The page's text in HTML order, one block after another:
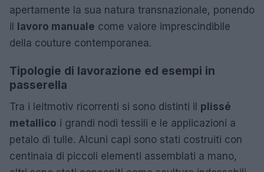
apertamente la sua natura transnazionale, ponendo
il
lavoro manuale come valore imprescindibile
della couture contemporanea.
Tipologie di lavorazione ed esempi in
passerella
Tra i leitmotiv ricorrenti si sono distinti il plissé
metallico i grandi nodi tessili e le applicazioni a
petalo di tulle. Alcuni capi sono stati costruiti con
centinaia di piccoli elementi assemblati a mano,